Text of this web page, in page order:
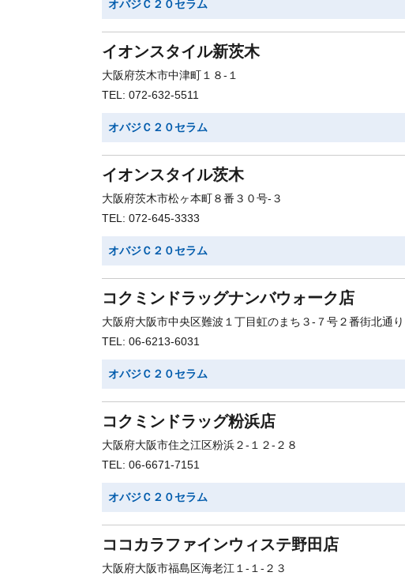
オバジＣ２０セラム
イオンスタイル新茨木
大阪府茨木市中津町１８-１
TEL: 072-632-5511
オバジＣ２０セラム
イオンスタイル茨木
大阪府茨木市松ヶ本町８番３０号-３
TEL: 072-645-3333
オバジＣ２０セラム
コクミンドラッグナンバウォーク店
大阪府大阪市中央区難波１丁目虹のまち３-７号２番街北通り
TEL: 06-6213-6031
オバジＣ２０セラム
コクミンドラッグ粉浜店
大阪府大阪市住之江区粉浜２-１２-２８
TEL: 06-6671-7151
オバジＣ２０セラム
ココカラファインウィステ野田店
大阪府大阪市福島区海老江１-１-２３